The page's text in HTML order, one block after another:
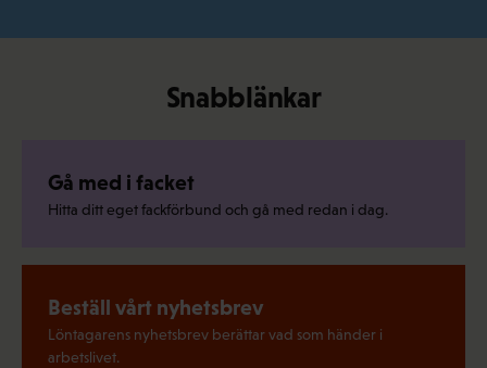
Snabblänkar
Gå med i facket
Hitta ditt eget fackförbund och gå med redan i dag.
Beställ vårt nyhetsbrev
Löntagarens nyhetsbrev berättar vad som händer i
arbetslivet.